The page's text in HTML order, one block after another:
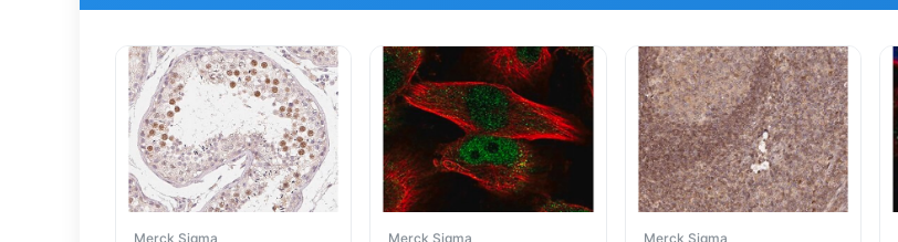
Merck Sigma Merck Sigma Merck Sigma